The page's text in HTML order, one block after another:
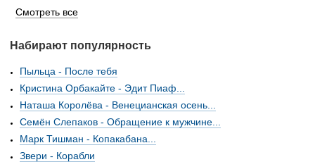
Смотреть все
Набирают популярность
Пыльца - После тебя
Кристина Орбакайте - Эдит Пиаф...
Наташа Королёва - Венецианская осень...
Семён Слепаков - Обращение к мужчине...
Марк Тишман - Копакабана...
Звери - Корабли